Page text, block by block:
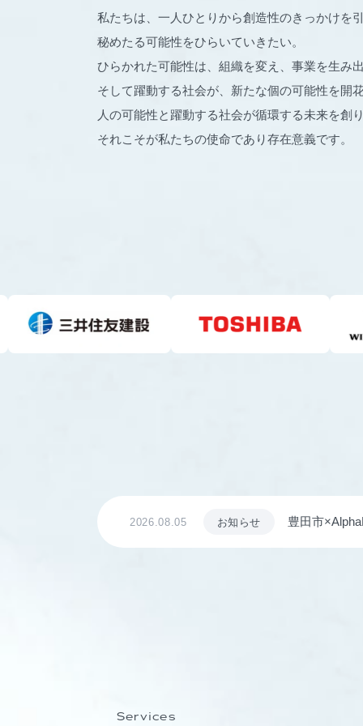
私たちは、一人ひとりから創造性のきっかけを
秘めたる可能性をひらいていきたい。
ひらかれた可能性は、組織を変え、事業を生み
そして躍動する社会が、新たな個の可能性を開
人の可能性と躍動する社会が循環する未来を創
それこそが私たちの使命であり存在意義です。
2026.08.05 お知らせ
豊田市
ながる仕組
Services